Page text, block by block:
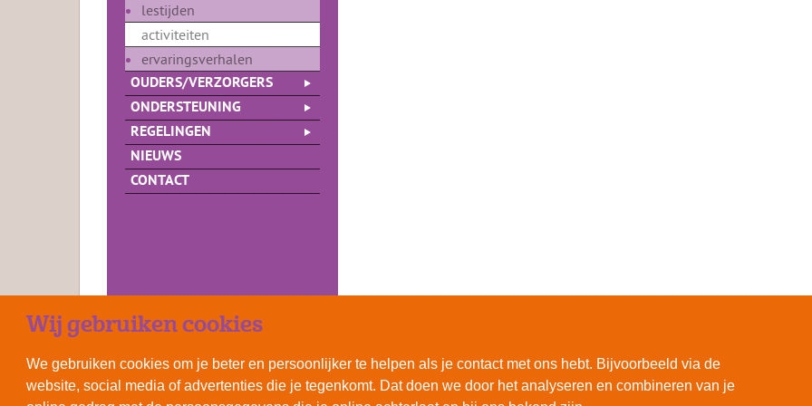
Wij gebruiken cookies
We gebruiken cookies om je beter en persoonlijker te helpen als je contact met ons hebt. Bijvoorbeeld via de
website, social media of advertenties die je tegenkomt. Dat doen we door het analyseren en combineren van je
lestijden
activiteiten
ervaringsverhalen
OUDERS/VERZORGERS
ONDERSTEUNING
REGELINGEN
NIEUWS
CONTACT